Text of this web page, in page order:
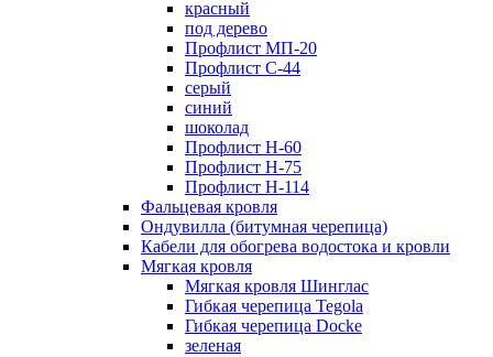
красный
под дерево
Профлист МП-20
Профлист С-44
серый
синий
шоколад
Профлист Н-60
Профлист Н-75
Профлист H-114
Фальцевая кровля
Ондувилла (битумная черепица)
Кабели для обогрева водостока и кровли
Мягкая кровля
Мягкая кровля Шинглас
Гибкая черепица Tegola
Гибкая черепица Docke
зеленая